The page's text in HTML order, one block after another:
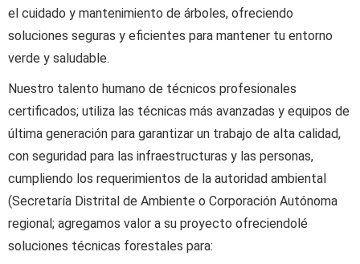
el cuidado y mantenimiento de árboles, ofreciendo
soluciones seguras y eficientes para mantener tu entorno
verde y saludable.
Nuestro talento humano de técnicos profesionales
certificados; utiliza las técnicas más avanzadas y equipos de
última generación para garantizar un trabajo de alta calidad,
con seguridad para las infraestructuras y las personas,
cumpliendo los requerimientos de la autoridad ambiental
(Secretaría Distrital de Ambiente o Corporación Autónoma
regional; agregamos valor a su proyecto ofreciendolé
soluciones técnicas forestales para: